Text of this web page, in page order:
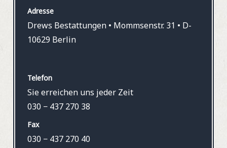
Adresse
Drews Bestattungen • Mommsenstr. 31 • D-
10629 Berlin
Telefon
Sie erreichen uns jeder Zeit
030 − 437 270 38
Fax
030 − 437 270 40